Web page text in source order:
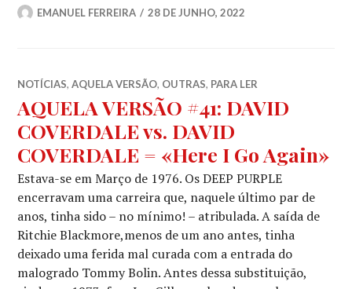
EMANUEL FERREIRA 28 DE JUNHO, 2022
NOTÍCIAS,AQUELA VERSÃO, OUTRAS, PARA LER
AQUELA VERSÃO #41: DAVID
COVERDALE vs. DAVID
COVERDALE = «Here I Go Again»
Estava-se em Março de 1976. Os DEEP PURPLE
encerravam uma carreira que, naquele último par de
anos, tinha sido – no mínimo! – atribulada. A saída de
Ritchie Blackmore,menos de um ano antes, tinha
deixado uma ferida mal curada com a entrada do
malogrado Tommy Bolin. Antes dessa substituição,